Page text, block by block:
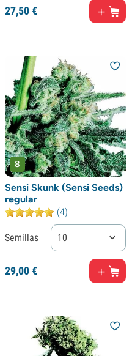
27,50€
8
Sensi Skunk (Sensi Seeds)
regular
(4)
Semillas 10
29,00€